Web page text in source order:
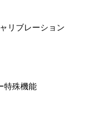
リブレーション
特殊機能